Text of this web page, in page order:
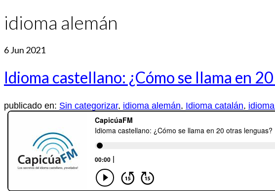
idioma alemán
6Jun 2021
Idioma castellano: ¿Cómo se llama en
publicado en: Sin categorizar, idioma alemán, Idioma catalán,